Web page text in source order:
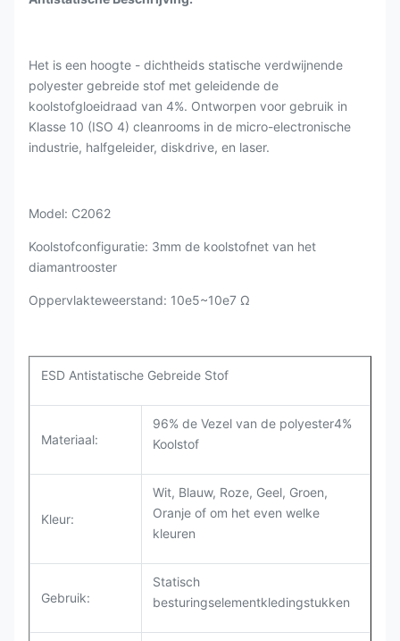
Het is een hoogte - dichtheids statische verdwijnende
polyester gebreide stof met geleidende de
koolstofgloeidraad van 4%. Ontworpen voor gebruik in
Klasse 10 (ISO 4) cleanrooms in de micro-electronische
industrie, halfgeleider, diskdrive, en laser.
Model: C2062
Koolstofconfiguratie: 3mm de koolstofnet van het
diamantrooster
Oppervlakteweerstand: 10e5~10e7 Ω
ESD Antistatische Gebreide Stof
Materiaal:
96% de Vezel van de polyester4%
Koolstof
Kleur:
Wit, Blauw, Roze, Geel, Groen,
Oranje of om het even welke
kleuren
Gebruik:
Statisch
besturingselementkledingstukken